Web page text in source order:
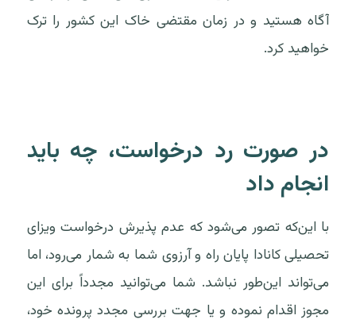
آگاه هستید و در زمان مقتضی خاک این کشور را ترک
خواهید کرد.
در صورت رد درخواست، چه باید
انجام داد
با این‌که تصور می‌شود که عدم پذیرش درخواست ویزای
تحصیلی کانادا پایان راه و آرزوی شما به شمار می‌رود، اما
می‌تواند این‌طور نباشد. شما می‌توانید مجدداً برای این
مجوز اقدام نموده و یا جهت بررسی مجدد پرونده خود،